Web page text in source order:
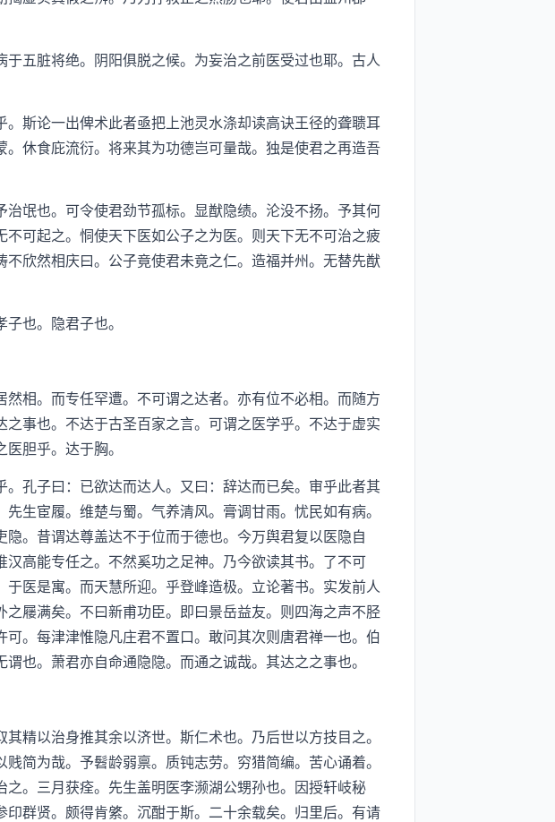
五脏将绝。阴阳俱脱之候。为妄治之前医受过也耶。古人
斯论一出俾术此者亟把上池灵水涤却读高诀王径的聋聩耳
休食庇流衍。将来其为功德岂可量哉。独是使君之再造吾
氓也。可令使君劲节孤标。显猷隐绩。沦没不扬。予其何
可起之。恫使天下医如公子之为医。则天下无不可治之疲
欣然相庆曰。公子竟使君未竟之仁。造福并州。无替先猷
也。隐君子也。
相。而专任罕遭。不可谓之达者。亦有位不必相。而随方
事也。不达于古圣百家之言。可谓之医学乎。不达于虚实
胆乎。达于胸。
孔子曰：已欲达而达人。又曰：辞达而已矣。审乎此者其
生宦履。维楚与蜀。气养清风。膏调甘雨。忧民如有病。
。昔谓达尊盖达不于位而于德也。今万舆君复以医隐自
高能专任之。不然奚功之足神。乃今欲读其书。了不可
医是寓。而天慧所迎。乎登峰造极。立论著书。实发前人
屦满矣。不曰新甫功臣。即曰景岳益友。则四海之声不胫
。每津津惟隐凡庄君不置口。敢问其次则唐君禅一也。伯
也。萧君亦自命通隐隐。而通之诚哉。其达之之事也。
以治身推其余以济世。斯仁术也。乃后世以方技目之。
简为哉。予髫龄弱禀。质钝志劳。穷猎简编。苦心诵着。
。三月获痊。先生盖明医李濒湖公甥孙也。因授轩岐秘
群贤。颇得肯綮。沉酣于斯。二十余载矣。归里后。有请